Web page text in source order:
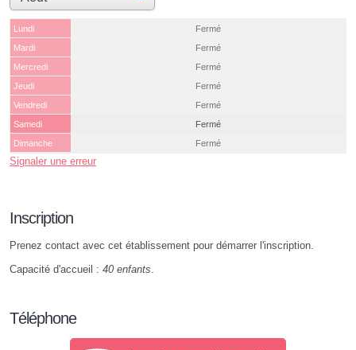
Lundi
Fermé
Mardi
Fermé
Mercredi
Fermé
Jeudi
Fermé
Vendredi
Fermé
Samedi
Fermé
Dimanche
Fermé
Signaler une erreur
Inscription
Prenez contact avec cet établissement pour démarrer l'inscription.
Capacité d'accueil : 40 enfants
Téléphone